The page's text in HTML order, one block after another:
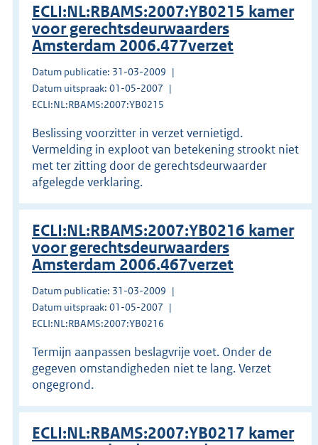
ECLI:NL:RBAMS:2007:YB0215 kamer
voor gerechtsdeurwaarders
Amsterdam 2006.477verzet
Datum publicatie: 31-03-2009
Datum uitspraak: 01-05-2007
ECLI:NL:RBAMS:2007:YB0215
Beslissing voorzitter in verzet vernietigd.
Vermelding in exploot van betekening strookt niet
met ter zitting door de gerechtsdeurwaarder
afgelegde verklaring.
ECLI:NL:RBAMS:2007:YB0216 kamer
voor gerechtsdeurwaarders
Amsterdam 2006.467verzet
Datum publicatie: 31-03-2009
Datum uitspraak: 01-05-2007
ECLI:NL:RBAMS:2007:YB0216
Termijn aanpassen beslagvrije voet. Onder de
gegeven omstandigheden niet te lang. Verzet
ongegrond.
ECLI:NL:RBAMS:2007:YB0217 kamer